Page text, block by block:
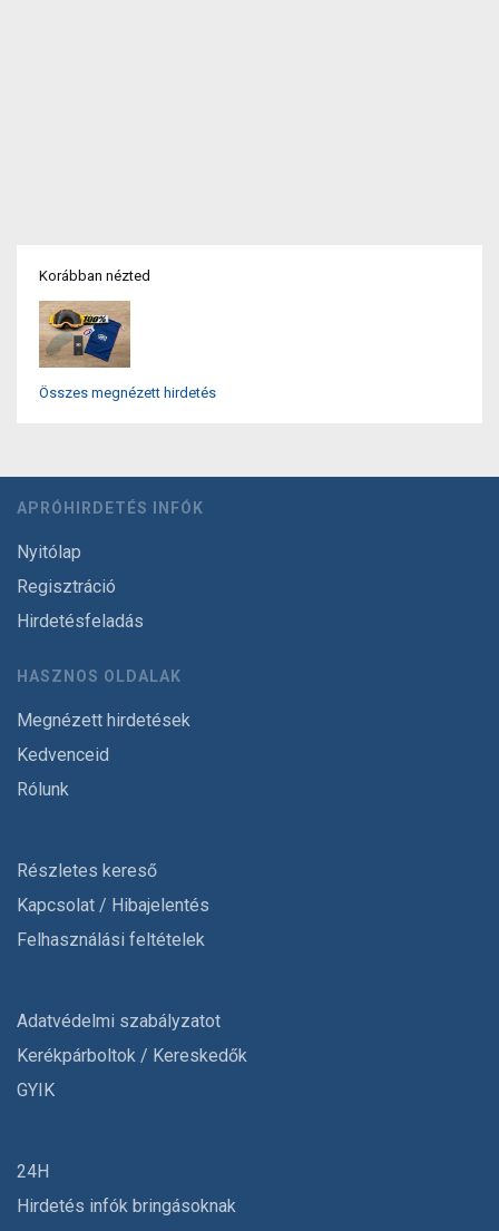
Korábban nézted
Összes megnézett hirdetés
APRÓHIRDETÉS INFÓK
Nyitólap
Regisztráció
Hirdetésfeladás
HASZNOS OLDALAK
Megnézett hirdetések
Kedvenceid
Rólunk
Részletes kereső
Kapcsolat / Hibajelentés
Felhasználási feltételek
Adatvédelmi szabályzatot
Kerékpárboltok / Kereskedők
GYIK
24H
Hirdetés infók bringásoknak